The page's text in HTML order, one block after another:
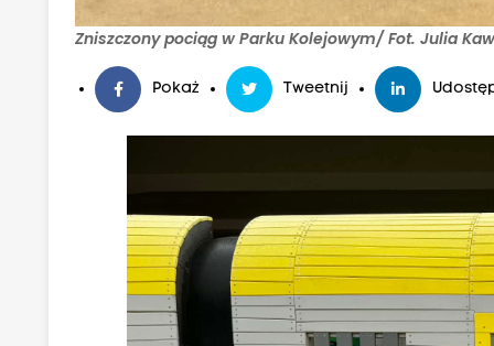
Zniszczony pociąg w Parku Kolejowym/ Fot. Julia
Pokaż Tweetnij